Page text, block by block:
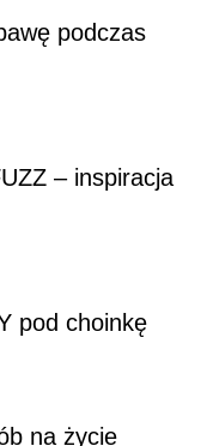
podczas
– inspiracja
pod choinkę
na życie